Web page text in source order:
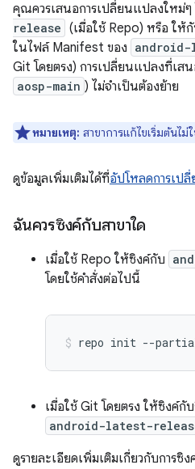
คุณควรเสนอการเปลี่ยนแปลงใหม่
release (เมื่อใช้ Repo) หรือ ให้
ในไฟล์ Manifest ของ
Git โดยตรง) การเปลี่ยนแปลงที่เส
aosp-main ) ไม่จําเป็นต้องย้าย
หมายเหตุ: สาขาการแก้ไขเริ่มต้นไม่
ดูข้อมูลเพิ่มเติมได้ที่อัปโหลดการเป
ฉันควรซิงค์กับสาขาใด
เมื่อใช้ Repo ให้ซิงค์กับ
โดยใช้คำสั่งต่อไปนี้
repo init --
เมื่อใช้ Git โดยตรง ให้ซิงค์กั
android-latest-
ดูรายละเอียดเพิ่มเติมเกี่ยวกับการซิง